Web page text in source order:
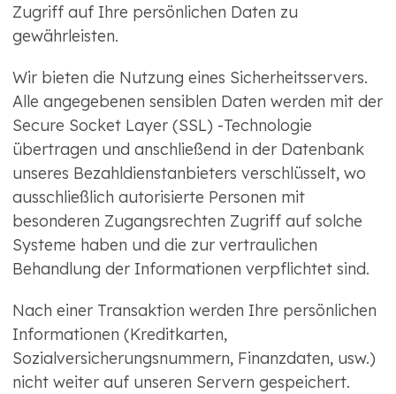
Zugriff auf Ihre persönlichen Daten zu
gewährleisten.
Wir bieten die Nutzung eines Sicherheitsservers.
Alle angegebenen sensiblen Daten werden mit der
Secure Socket Layer (SSL) -Technologie
übertragen und anschließend in der Datenbank
unseres Bezahldienstanbieters verschlüsselt, wo
ausschließlich autorisierte Personen mit
besonderen Zugangsrechten Zugriff auf solche
Systeme haben und die zur vertraulichen
Behandlung der Informationen verpflichtet sind.
Nach einer Transaktion werden Ihre persönlichen
Informationen (Kreditkarten,
Sozialversicherungsnummern, Finanzdaten, usw.)
nicht weiter auf unseren Servern gespeichert.